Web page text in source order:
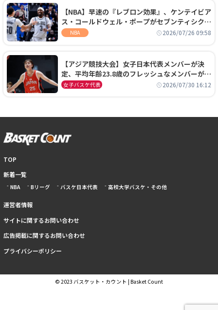
【NBA】早速の『レブロン効果』、ケンテイビア
ス・コールドウェル・ポープがセブンティシクサ
ーズに1年契約で加入
NBA 2026/07/26 09:58
【アジア競技大会】女子日本代表メンバーが決
定、平均年齢23.8歳のフレッシュなメンバーが日
本開催の大舞台で頂点を狙う
女子バスケ代表 2026/07/30 16:12
TOP
新着一覧
NBA Bリーグ バスケ日本代表 高校大学バスケ・その他
運営者情報
サイトに関するお問い合わせ
広告掲載に関するお問い合わせ
プライバシーポリシー
© 2023 バスケット・カウント | Basket Count